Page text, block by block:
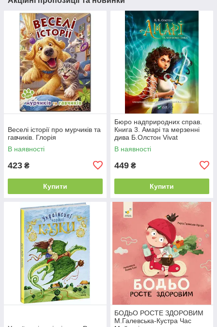
Веселі історії про мурчиків та
гавчиків. Глорія
В наявності
423 ₴
Купити
Бюро надприродних справ.
Книга 3. Амарі та мерзенні
дива Б.Олстон Vivat
В наявності
449 ₴
Купити
БОДЬО РОСТЕ ЗДОРОВИМ
М.Галевська-Кустра Час